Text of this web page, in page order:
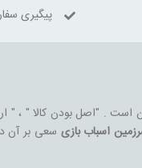
پیگیری
است . "اصل بودن کالا "
اسباب بازی سعی بر آن